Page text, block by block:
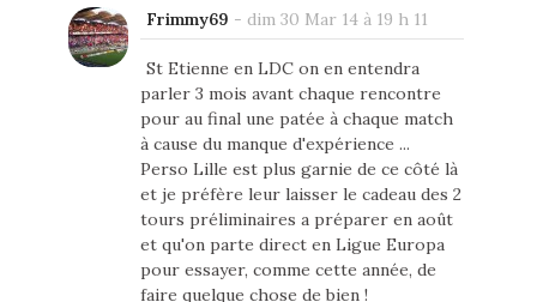
Frimmy69 - dim 30 Mar 14 à 19 h 11
St Etienne en LDC on en entendra
parler 3 mois avant chaque rencontre
pour au final une patée à chaque match
à cause du manque d'expérience ...
Perso Lille est plus garnie de ce côté là
et je préfère leur laisser le cadeau des 2
tours préliminaires a préparer en août
et qu'on parte direct en Ligue Europa
pour essayer, comme cette année, de
faire quelque chose de bien !